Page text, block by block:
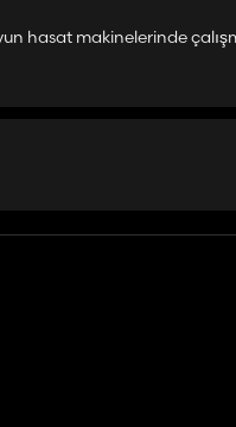
hasat makinelerinde